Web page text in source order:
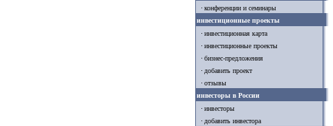
конференции и семинары
инвестиционные проекты
инвестиционная карта
инвестиционные проекты
бизнес-предложения
добавить проект
отзывы
инвесторы в России
инвесторы
добавить инвестора